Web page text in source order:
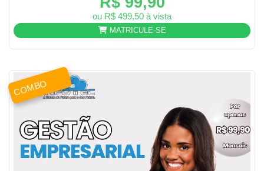
ou R$ 499,50 à vista
MATRICULE-SE
COMBO